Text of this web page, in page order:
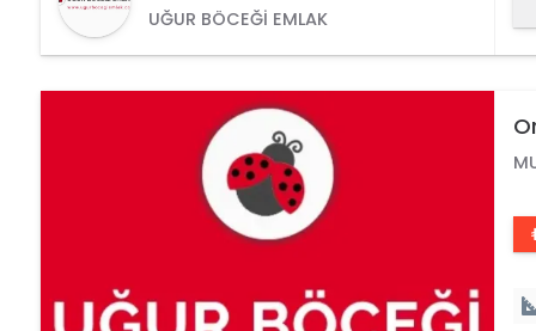
UĞUR BÖCEĞI EMLAK